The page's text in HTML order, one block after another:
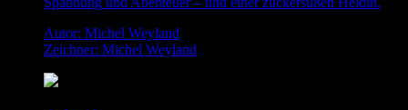
Autor: Michel Weyland
Zeichner: Michel Weyland